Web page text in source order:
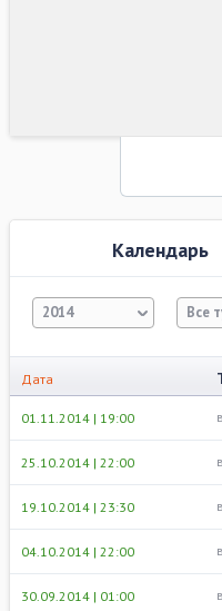
Календарь
2014 Все
Дата
01.11.2014 | 19:00
25.10.2014 | 22:00
19.10.2014 | 23:30
04.10.2014 | 22:00
30.09.2014 | 01:00